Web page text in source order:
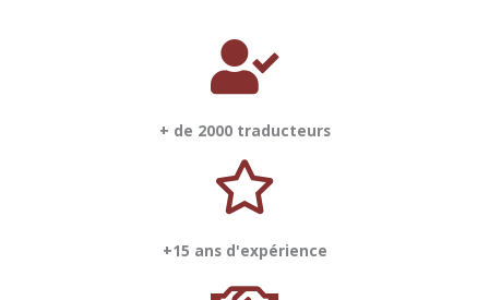
+ de 2000 traducteurs
+15 ans d'expérience